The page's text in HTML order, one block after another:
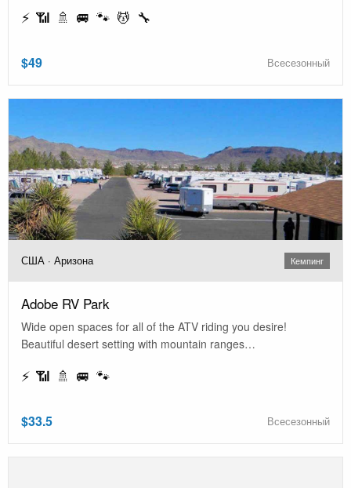
⚡ 📶 🚿 🚐 🐾 💆 🔧
$49 Всесезонный
США · Аризона Кемпинг
Adobe RV Park
Wide open spaces for all of the ATV riding you desire!
Beautiful desert setting with mountain ranges…
⚡ 📶 🚿 🚐 🐾
$33.5 Всесезонный